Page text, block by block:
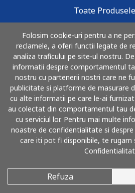
Toate Produsele
Folosim cookie-uri pentru a ne
reclamele, a oferi functii legate de
analiza traficului pe site-ul nostru.
informatii despre comportamentul
nostru cu partenerii nostri care ne
publicitate si platforme de masurare
cu alte informatii pe care le-ai
au colectat din comportamentul tau
cu serviciul lor. Pentru mai multe
noastre de confidentialitate si
care iti pot fi disponibile, te rugam
Refuza
Cumpara
Cum functioneaza
Poti plati cu
© 2026